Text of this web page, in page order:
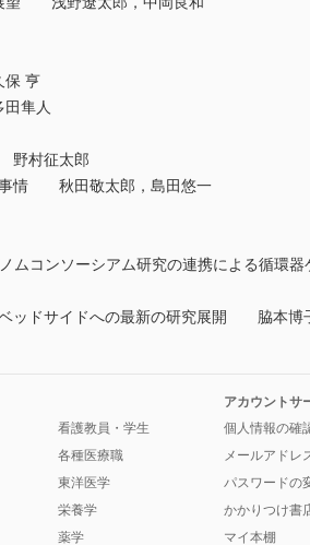
亨
隼人
野村征太郎
事情 秋田敬太郎，島田悠一
ムコンソーシアム研究の連携による循
ベッドサイドへの最新の研究展開 脇本博
看護教員・学生
各種医療職
東洋医学
栄養学
薬学
アカウントサ
個人情報の確
メールアドレ
パスワードの
かかりつけ書
マイ本棚